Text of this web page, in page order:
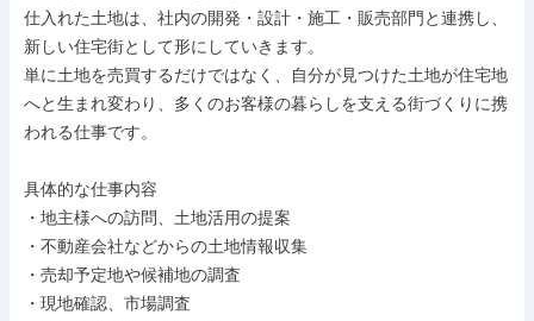
仕入れた土地は、社内の開発・設計・施工・販売部門と連携し、
新しい住宅街として形にしていきます。
単に土地を売買するだけではなく、自分が見つけた土地が住宅地
へと生まれ変わり、多くのお客様の暮らしを支える街づくりに携
われる仕事です。
具体的な仕事内容
・地主様への訪問、土地活用の提案
・不動産会社などからの土地情報収集
・売却予定地や候補地の調査
・現地確認、市場調査